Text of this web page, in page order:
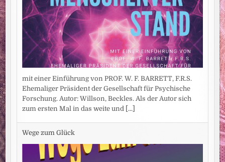
mit einer Einführung von PROF. W. F. BARRETT, F.R.S.
Ehemaliger Präsident der Gesellschaft für Psychische
Forschung. Autor: Willson, Beckles. Als der Autor sich
zum ersten Mal in das weite und [...]
Wege zum Glück